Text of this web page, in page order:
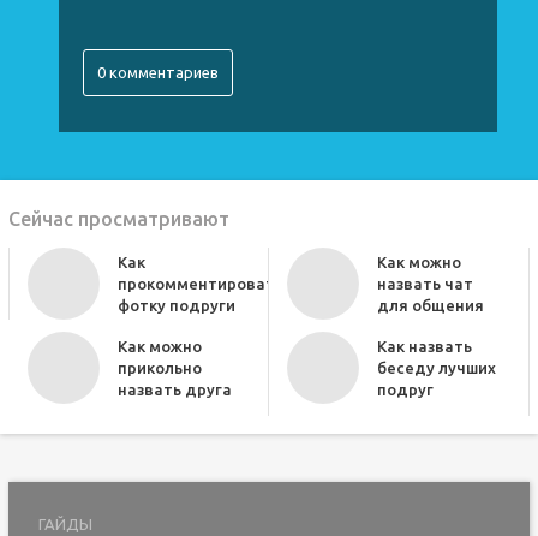
0 комментариев
Сейчас просматривают
Как
прокомментировать
фотку подруги
Как можно
назвать чат
для общения
Как можно
прикольно
назвать друга
Как назвать
беседу лучших
подруг
ГАЙДЫ